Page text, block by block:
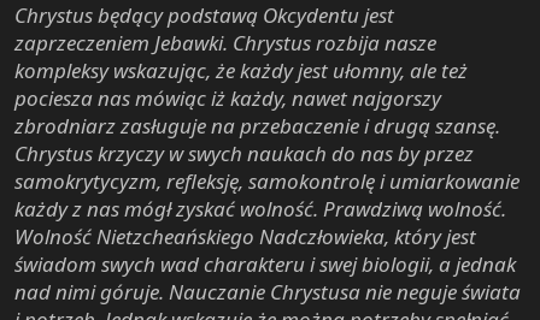
Chrystus będący podstawą Okcydentu jest
zaprzeczeniem Jebawki. Chrystus rozbija nasze
kompleksy wskazując, że każdy jest ułomny, ale też
pociesza nas mówiąc iż każdy, nawet najgorszy
zbrodniarz zasługuje na przebaczenie i drugą szansę.
Chrystus krzyczy w swych naukach do nas by przez
samokrytycyzm, refleksję, samokontrolę i umiarkowanie
każdy z nas mógł zyskać wolność. Prawdziwą wolność.
Wolność Nietzcheańskiego Nadczłowieka, który jest
świadom swych wad charakteru i swej biologii, a jednak
nad nimi góruje. Nauczanie Chrystusa nie neguje świata